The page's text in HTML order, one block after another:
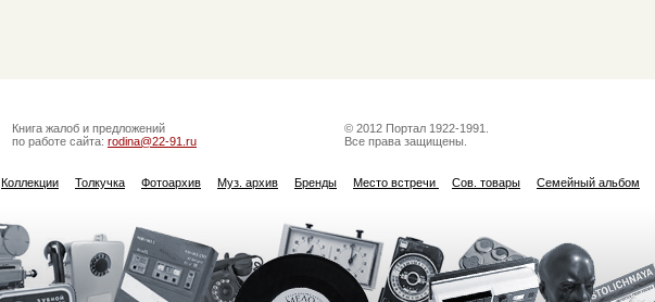
Книга жалоб и предложений
по работе сайта: rodina@22-91.ru
© 2012 Портал 1922-1991.
Все права защищены.
Коллекции Толкучка Фотоархив Муз. архив Бренды Место встречи Сов. товары Семейный альбом